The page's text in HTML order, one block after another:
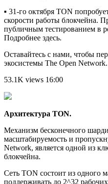
▪️ 31-го октября TON
скорости работы блокчейна.
публичным тестированием в
Подробнее здесь.
Оставайтесь с нами, чтобы
экосистемы The Open Network.
53.1K views 16:00
Архитектура TON.
Механизм бесконечного
масштабируемость и
Network, является одной из
блокчейна.
Сеть TON состоит из одного
поддерживать до 2^32